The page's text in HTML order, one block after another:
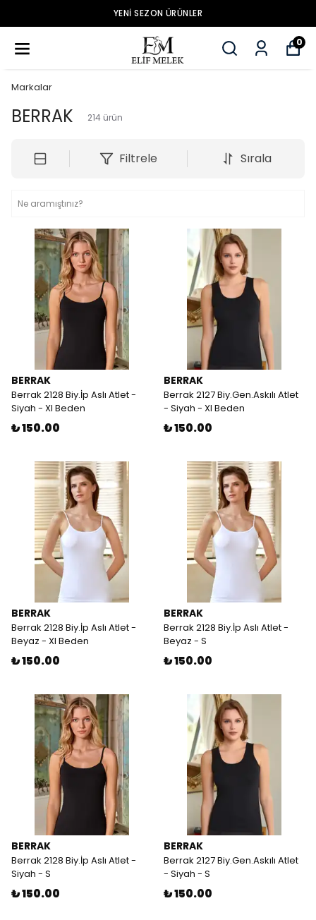
YENİ SEZON ÜRÜNLER
0
Markalar
BERRAK 214 ürün
Filtrele Sırala
BERRAK
Berrak 2128 Biy.İp Aslı Atlet -
Siyah - Xl Beden
₺ 150.00
BERRAK
Berrak 2127 Biy.Gen.Askılı Atlet
- Siyah - Xl Beden
₺ 150.00
BERRAK
Berrak 2128 Biy.İp Aslı Atlet -
Beyaz - Xl Beden
₺ 150.00
BERRAK
Berrak 2128 Biy.İp Aslı Atlet -
Beyaz - S
₺ 150.00
BERRAK
Berrak 2128 Biy.İp Aslı Atlet -
Siyah - S
₺ 150.00
BERRAK
Berrak 2127 Biy.Gen.Askılı Atlet
- Siyah - S
₺ 150.00